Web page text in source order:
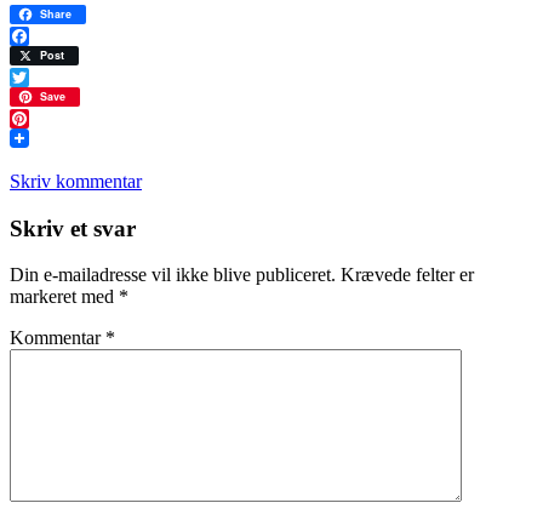
Share
Facebook
Post
Twitter
Save
Pinterest
Skriv kommentar
Læserinteraktioner
Skriv et svar
Din e-mailadresse vil ikke blive publiceret. Krævede felter er
markeret med *
Kommentar *